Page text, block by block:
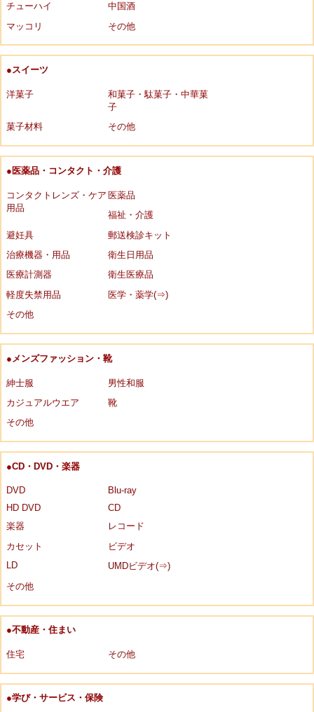
チューハイ
中国酒
マッコリ
その他
●スイーツ
洋菓子
和菓子・駄菓子・中華菓
子
菓子材料
その他
●医薬品・コンタクト・介護
コンタクトレンズ・ケア
用品
医薬品
福祉・介護
避妊具
郵送検診キット
治療機器・用品
衛生日用品
医療計測器
衛生医療品
軽度失禁用品
医学・薬学(⇒)
その他
●メンズファッション・靴
紳士服
男性和服
カジュアルウエア
靴
その他
●CD・DVD・楽器
DVD
Blu-ray
HD DVD
CD
楽器
レコード
カセット
ビデオ
LD
UMDビデオ(⇒)
その他
●不動産・住まい
住宅 その他
●学び・サービス・保険